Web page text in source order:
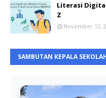
Literasi
Z
November 12,
SAMBUTAN KEPALA